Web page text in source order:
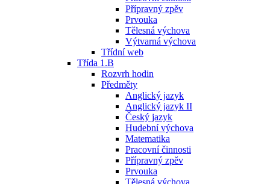
Přípravný zpěv
Prvouka
Tělesná výchova
Výtvarná výchova
Třídní web
Třída 1.B
Rozvrh hodin
Předměty
Anglický jazyk
Anglický jazyk II
Český jazyk
Hudební výchova
Matematika
Pracovní činnosti
Přípravný zpěv
Prvouka
Tělesná výchova